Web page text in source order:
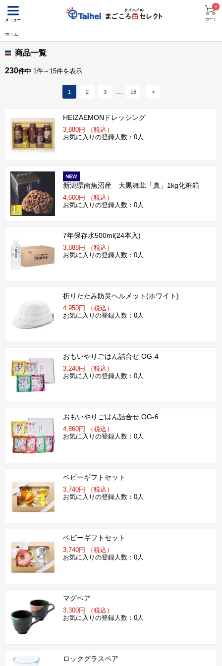
メニュー カート
0
ホーム
商品一覧
230件中 1件～15件を表示
1 2 3 16 >
HEIZAEMONドレッシング
3,880円 （税込）
お気に入りの登録人数：0人
新潟県南魚沼産 大黒舞茸「真」1kg化粧箱
4,600円 （税込）
お気に入りの登録人数：0人
7年保存水500ml(24本入)
3,888円 （税込）
お気に入りの登録人数：0人
折りたたみ防災ヘルメット(ホワイト)
4,950円 （税込）
お気に入りの登録人数：0人
おもいやりごはん詰合せ OG-4
3,240円 （税込）
お気に入りの登録人数：0人
おもいやりごはん詰合せ OG-6
4,860円 （税込）
お気に入りの登録人数：0人
ベビーギフトセット
3,740円 （税込）
お気に入りの登録人数：0人
ベビーギフトセット
3,740円 （税込）
お気に入りの登録人数：0人
マグペア
3,300円 （税込）
お気に入りの登録人数：0人
ロックグラスペア